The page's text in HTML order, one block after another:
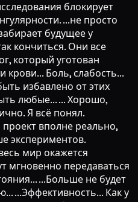
блокирует
...не просто
будущее у
кончиться. Они все
который уготован
крови... Боль, слабость...
избавлено от этих
любые... ... Хорошо,
Я всё понял.
вполне реально,
экспериментов.
мир окажется
мгновенно передаваться
...Больше не будет
...Эффективность... Как у